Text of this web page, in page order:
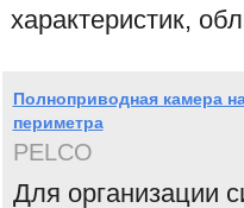
характеристик,
Полноприводная камера
периметра
PELCO
Для организации